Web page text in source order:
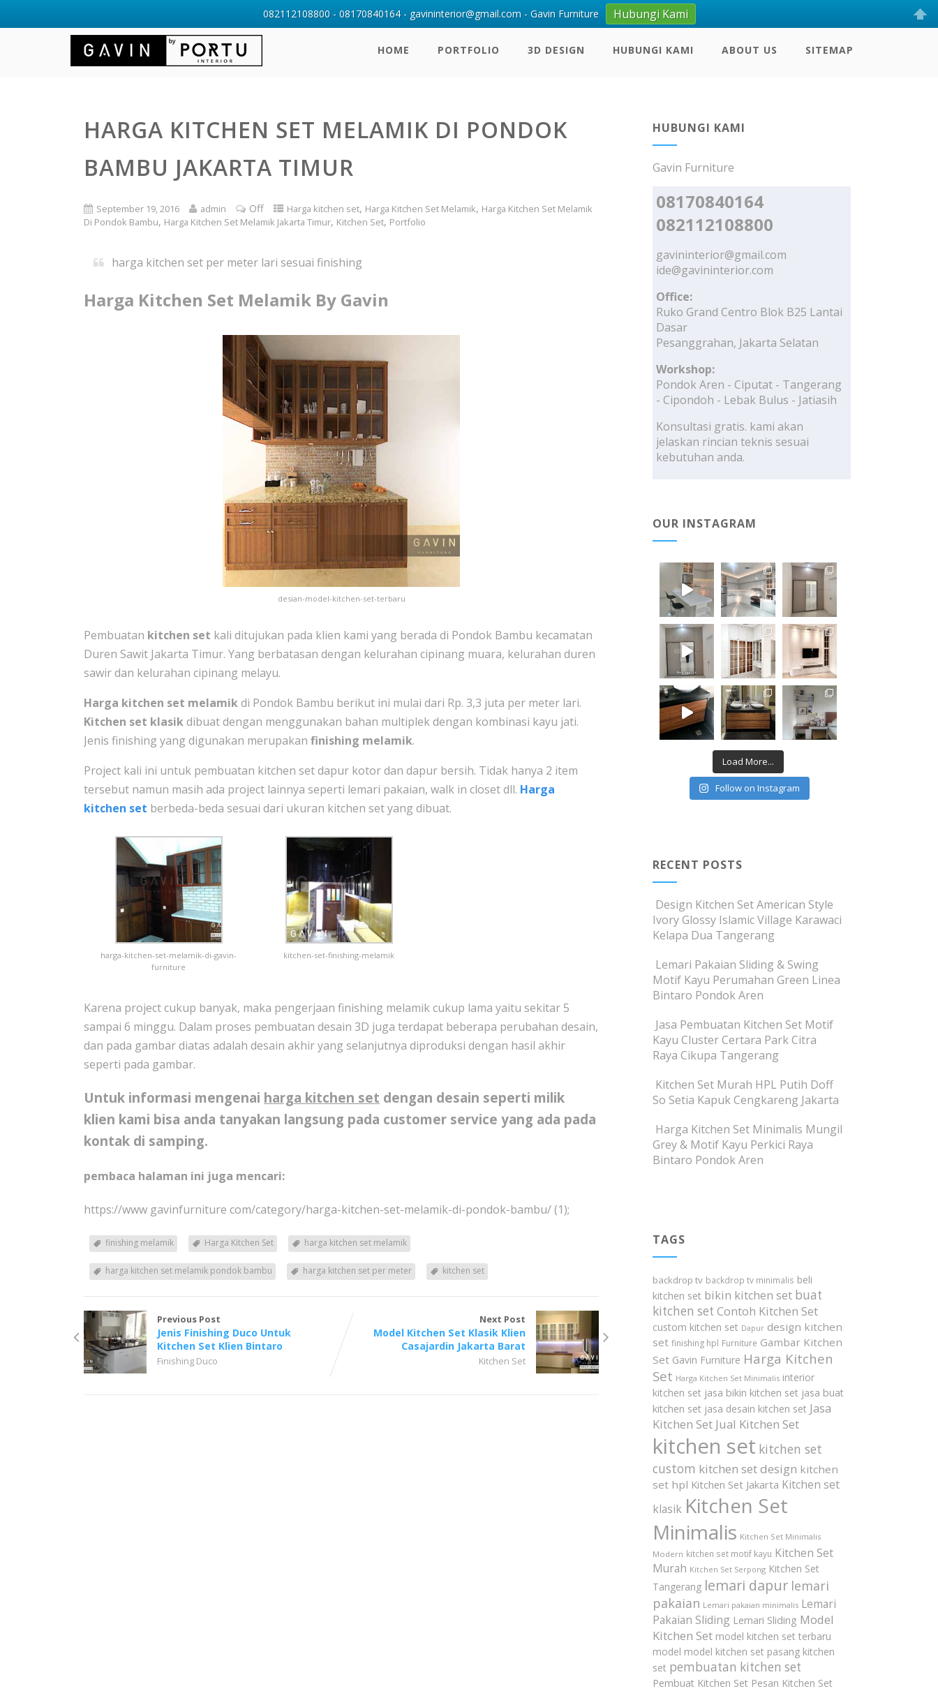
HOME PORTFOLIO 3D DESIGN HUBUNGI KAMI ABOUT US SITEMAP
HARGA KITCHEN SET MELAMIK DI PONDOK
BAMBU JAKARTA TIMUR
September 19, 2016 admin Off Harga kitchen set, Harga Kitchen Set Melamik, Harga Kitchen Set Melamik
Di Pondok Bambu, Harga Kitchen Set Melamik Jakarta Timur, Kitchen Set, Portfolio
harga kitchen set per meter lari sesuai finishing
Harga Kitchen Set Melamik By Gavin
desian-model-kitchen-set-terbaru
Pembuatan kitchen set kali ditujukan pada klien kami yang berada di Pondok Bambu kecamatan
Duren Sawit Jakarta Timur. Yang berbatasan dengan kelurahan cipinang muara, kelurahan duren
sawir dan kelurahan cipinang melayu.
Harga kitchen set melamikdi Pondok Bambu berikut ini mulai dari Rp. 3,3 juta per meter lari.
Kitchen set klasikdibuat dengan menggunakan bahan multiplek dengan kombinasi kayu jati.
Jenis finishing yang digunakan merupakanfinishing melamik.
Project kali ini untuk pembuatan kitchen set dapur kotor dan dapur bersih. Tidak hanya 2 item
tersebut namun masih ada project lainnya seperti lemari pakaian, walk in closet dll. Harga
kitchen set berbeda-beda sesuai dari ukuran kitchen set yang dibuat.
harga-kitchen-set-melamik-di-gavin-
furniture
kitchen-set-finishing-melamik
Karena project cukup banyak, maka pengerjaan finishing melamik cukup lama yaitu sekitar 5
sampai 6 minggu. Dalam proses pembuatan desain 3D juga terdapat beberapa perubahan desain,
dan pada gambar diatas adalah desain akhir yang selanjutnya diproduksi dengan hasil akhir
seperti pada gambar.
Untuk informasi mengenai harga kitchen set dengan desain seperti milik
klien kami bisa anda tanyakan langsung pada customer service yang ada pada
kontak di samping.
pembaca halaman ini juga mencari:
https://www gavinfurniture com/category/harga-kitchen-set-melamik-di-pondok-bambu/ (1);
finishing melamik Harga Kitchen Set harga kitchen set melamik
harga kitchen set melamik pondok bambu harga kitchen set per meter kitchen set
Previous Post
Jenis Finishing Duco Untuk
Kitchen Set Klien Bintaro
Finishing Duco
Next Post
Model Kitchen Set Klasik Klien
Casajardin Jakarta Barat
Kitchen Set
HUBUNGI KAMI
Gavin Furniture
08170840164
082112108800
gavininterior@gmail.com
ide@gavininterior.com
Office:
Ruko Grand Centro Blok B25 Lantai
Dasar
Pesanggrahan, Jakarta Selatan
Workshop:
Pondok Aren - Ciputat - Tangerang
- Cipondoh - Lebak Bulus - Jatiasih
Konsultasi gratis. kami akan
jelaskan rincian teknis sesuai
kebutuhan anda.
OUR INSTAGRAM
Load More...
Follow on Instagram
RECENT POSTS
Design Kitchen Set American Style
Ivory Glossy Islamic Village Karawaci
Kelapa Dua Tangerang
Lemari Pakaian Sliding & Swing
Motif Kayu Perumahan Green Linea
Bintaro Pondok Aren
Jasa Pembuatan Kitchen Set Motif
Kayu Cluster Certara Park Citra
Raya Cikupa Tangerang
Kitchen Set Murah HPL Putih Doff
So Setia Kapuk Cengkareng Jakarta
Harga Kitchen Set Minimalis Mungil
Grey & Motif Kayu Perkici Raya
Bintaro Pondok Aren
TAGS
backdrop tv backdrop tv minimalis beli
kitchen set bikin kitchen set buat
kitchen set Contoh Kitchen Set
custom kitchen set Dapur design kitchen
set finishing hpl Furniture Gambar Kitchen
Set Gavin Furniture Harga Kitchen
Set Harga Kitchen Set Minimalis interior
kitchen set jasa bikin kitchen set jasa buat
kitchen set jasa desain kitchen set Jasa
Kitchen Set Jual Kitchen Set
kitchen set kitchen set
custom kitchen set design kitchen
set hpl Kitchen Set Jakarta Kitchen set
klasik Kitchen Set
Minimalis Kitchen Set Minimalis
Modern kitchen set motif kayu Kitchen Set
Murah Kitchen Set Serpong Kitchen Set
Tangerang lemari dapur lemari
pakaian Lemari pakaian minimalis Lemari
Pakaian Sliding Lemari Sliding Model
Kitchen Set model kitchen set terbaru
model model kitchen set pasang kitchen
set pembuatan kitchen set
Pembuat Kitchen Set Pesan Kitchen Set
082112108800 - 08170840164 - gavininterior@gmail.com - Gavin Furniture Hubungi Kami